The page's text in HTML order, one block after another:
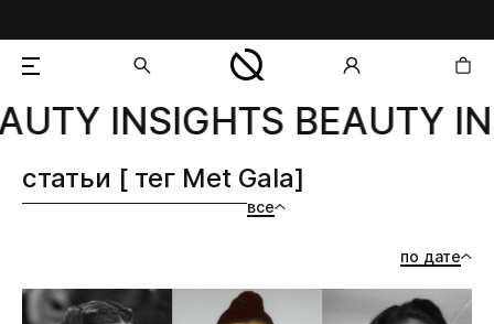
добавлен в корзину
INSIGHTS BEAUTY
все
статьи [ тег Met Gala]
по дате